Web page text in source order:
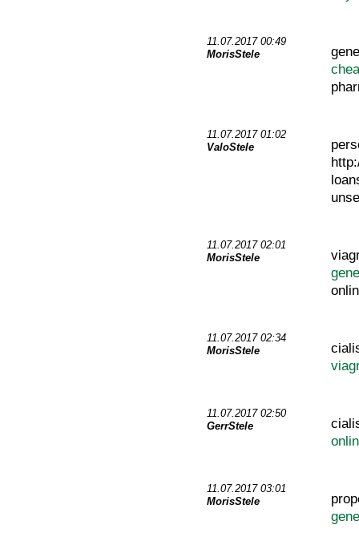
11.07.2017 00:49
MorisStele
11.07.2017 01:02
ValoStele
11.07.2017 02:01
MorisStele
11.07.2017 02:34
MorisStele
11.07.2017 02:50
GerrStele
11.07.2017 03:01
MorisStele